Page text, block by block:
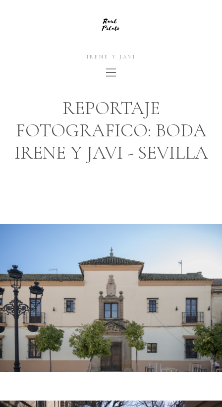
IRENE Y JAVI
REPORTAJE
FOTOGRAFICO: BODA
IRENE Y JAVI - SEVILLA